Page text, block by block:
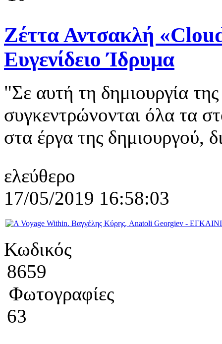
Ζέττα Αντσακλή
Ευγενίδειο Ίδρυμα
"Σε αυτή τη δημιουργία
συγκεντρώνονται όλα τα
στα έργα της δημιουργού,
ελεύθερο
17/05/2019 16:58:03
Κωδικός
8659
Φωτογραφίες
63